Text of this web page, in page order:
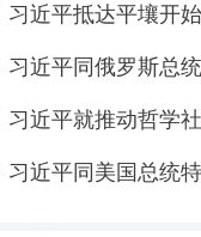
习近平同俄罗斯总
习近平同美国总统